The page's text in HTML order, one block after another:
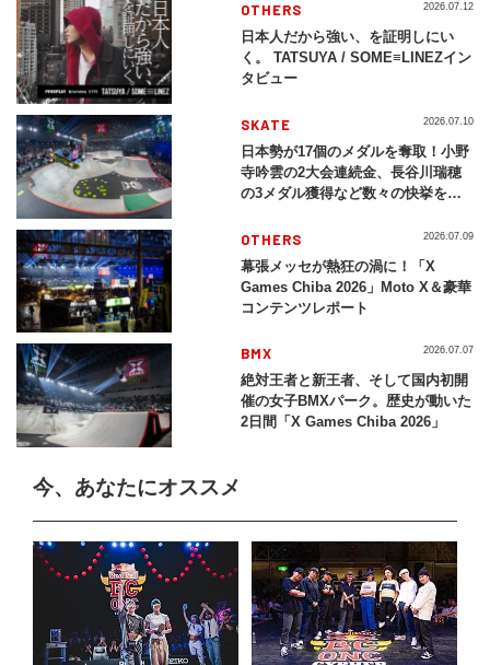
OTHERS
日本人だから強い、を証明しにい
く。 TATSUYA / SOME≡LINEZイン
タビュー
2026.07.12
SKATE
日本勢が17個のメダルを奪取！小野
寺吟雲の2大会連続金、長谷川瑞穂
の3メダル獲得など数々の快挙をプ
2026」
2026.07.10
OTHERS
幕張メッセが熱狂の渦に！「X
Games Chiba 2026」Moto X＆豪華
コンテンツレポート
2026.07.09
BMX
絶対王者と新王者、そして国内初開
催の女子BMXパーク。歴史が動いた
2日間「X Games Chiba 2026」
2026.07.07
今、あなたにオススメ